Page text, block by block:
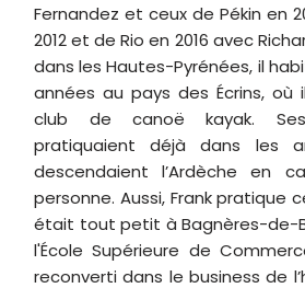
Fernandez et ceux de Pékin en
2012 et de Rio en 2016 avec
dans les Hautes-Pyrénées, il
années au pays des Écrins,
club de canoë kayak. Ses
pratiquaient déjà dans les
descendaient l’Ardèche en
personne. Aussi, Frank pratique
était tout petit à Bagnères-de-
l'École Supérieure de
reconverti dans le business de